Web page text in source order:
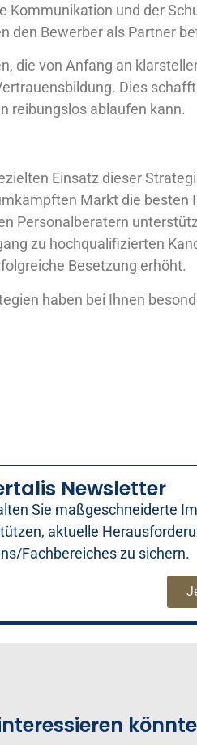
Kommunikation und der
den Bewerber als Partner
die von Anfang an
Dies
reibungslos ablaufen kann.
Einsatz dieser
Markt die besten
Personalberatern
zu hochqualifizierten
Besetzung erhöht.
haben bei Ihnen
Newsletter
Sie maßgeschneiderte
aktuelle
Fachbereiches zu sichern.